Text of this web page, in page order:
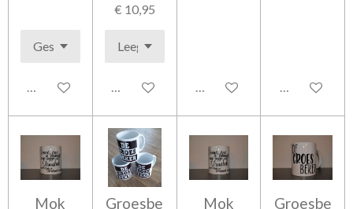
Bekijk details
€ 10,95
In winkelwagen In winkelwagen In
Mok
Groesbe
Mok
Groesbe